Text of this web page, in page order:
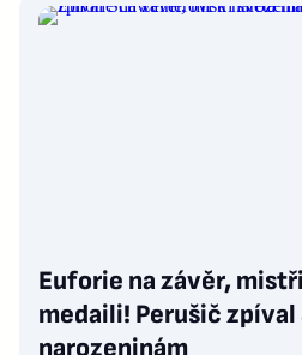
Euforie na závěr,
medaili! Perušič
narozeninám